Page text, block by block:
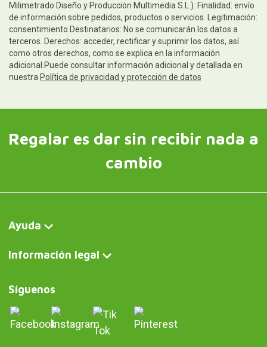
Milimetrado Diseño y Producción Multimedia S.L.). Finalidad: envío
de información sobre pedidos, productos o servicios. Legitimación:
consentimiento.Destinatarios: No se comunicarán los datos a
terceros. Derechos: acceder, rectificar y suprimir los datos, así
como otros derechos, como se explica en la información
adicional.Puede consultar información adicional y detallada en
nuestra Política de privacidad y protección de datos
Regalar es dar sin recibir nada a
cambio
Ayuda
Información legal
Síguenos